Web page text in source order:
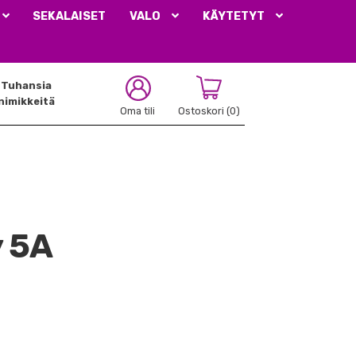
SEKALAISET VALO KÄYTETYT
Oma tili Ostoskori (0)
Tuhansia
5A